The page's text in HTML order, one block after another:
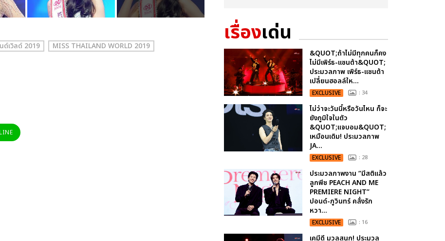
ด์เวิลด์ 2019 MISS THAILAND WORLD 2019 เรื่องเด่น
&QUOT;ถ้าไม่มีทุกคนก็คง
ไม่มีเพิร์ธ-แซนต้า&QUOT;
ประมวลภาพ เพิร์ธ-แซนต้า
เปลี่ยนฮอลล์ให...
EXCLUSIVE : 34
ไม่ว่าจะวันนี้หรือวันไหน ก็จะ
ยังภูมิใจในตัว
&QUOT;แจบอม&QUOT;
เหมือนเดิม! ประมวลภาพ
JA...
EXCLUSIVE : 28
ประมวลภาพงาน “มีสติแล้ว
ลูกพีช PEACH AND ME
PREMIERE NIGHT”
ปอนด์-ภูวินทร์ คลั่งรัก
หวา...
EXCLUSIVE : 16
เคมีดี มวลสนุก! ประมวล